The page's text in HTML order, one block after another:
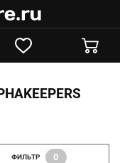
ФИЛЬТР 0